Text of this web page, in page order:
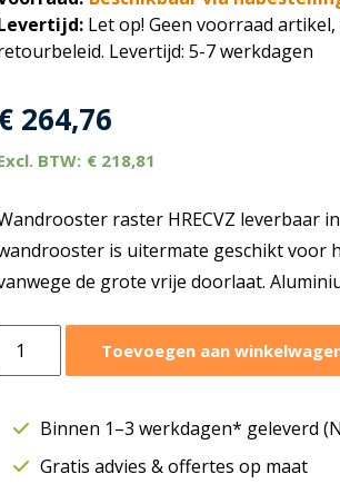
Let op! Geen voorraad
Levertijd: 5-7 werkdagen
264,76
€ 218,81
raster HRECVZ leverbaar
is uitermate geschikt voor
de grote vrije doorlaat.
raster
325
Toevoegen aan
Binnen 1–3 werkdagen* geleverd
Gratis advies & offertes op maat